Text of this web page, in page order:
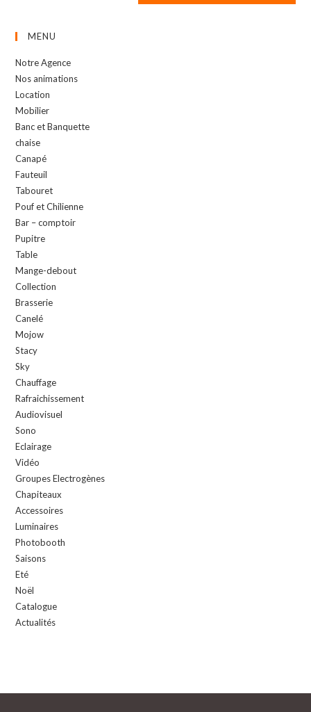
MENU
Notre Agence
Nos animations
Location
Mobilier
Banc et Banquette
chaise
Canapé
Fauteuil
Tabouret
Pouf et Chilienne
Bar – comptoir
Pupitre
Table
Mange-debout
Collection
Brasserie
Canelé
Mojow
Stacy
Sky
Chauffage
Rafraichissement
Audiovisuel
Sono
Eclairage
Vidéo
Groupes Electrogènes
Chapiteaux
Accessoires
Luminaires
Photobooth
Saisons
Eté
Noël
Catalogue
Actualités